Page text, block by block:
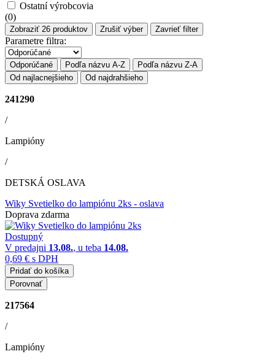
Ostatní výrobcovia
(0)
Zobraziť 26 produktov Zrušiť výber Zavrieť filter
Parametre filtra:
Odporúčané Podľa názvu A-Z
Podľa názvu Z-A
Od najlacnejšieho
Od najdrahšieho
241290
/
Lampióny
/
DETSKÁ OSLAVA
Wiky Svetielko do lampiónu 2ks - oslava
Doprava zdarma
Dostupný
V predajni 13.08., u teba 14.08.
0,69 € s DPH
Pridať do košíka
Porovnať
217564
/
Lampióny